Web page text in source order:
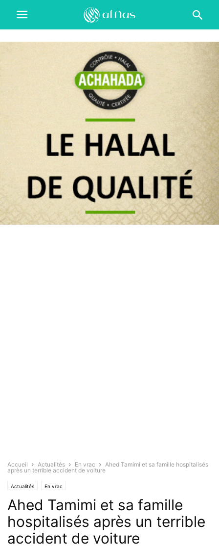
Accueil Actualités En vrac
Ahed Tamimi et sa famille hospitalisés
après un terrible accident de voiture
Actualités En vrac
Ahed Tamimi et sa famille
hospitalisés après un terrible
accident de voiture